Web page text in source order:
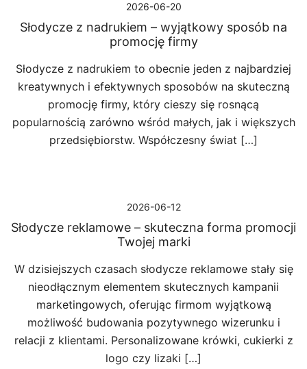
2026-06-20
Słodycze z nadrukiem – wyjątkowy sposób na
promocję firmy
Słodycze z nadrukiem to obecnie jeden z najbardziej
kreatywnych i efektywnych sposobów na skuteczną
promocję firmy, który cieszy się rosnącą
popularnością zarówno wśród małych, jak i większych
przedsiębiorstw. Współczesny świat […]
2026-06-12
Słodycze reklamowe – skuteczna forma promocji
Twojej marki
W dzisiejszych czasach słodycze reklamowe stały się
nieodłącznym elementem skutecznych kampanii
marketingowych, oferując firmom wyjątkową
możliwość budowania pozytywnego wizerunku i
relacji z klientami. Personalizowane krówki, cukierki z
logo czy lizaki […]